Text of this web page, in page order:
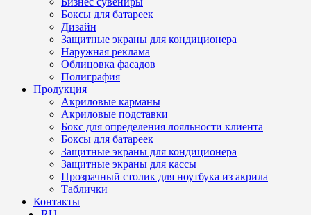
Боксы для батареек
Дизайн
Защитные экраны для кондиционера
Наружная реклама
Облицовка фасадов
Полиграфия
Продукция
Акриловые карманы
Акриловые подставки
Бокс для определения лояльности клиента
Боксы для батареек
Защитные экраны для кондиционера
Защитные экраны для кассы
Прозрачный столик для ноутбука из акрила
Таблички
Контакты